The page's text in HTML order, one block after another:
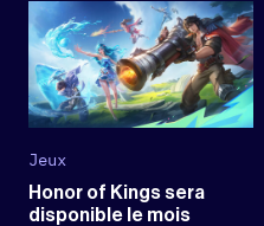
Jeux
Honor of Kings sera
disponible le mois